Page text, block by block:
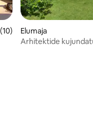
hinnang 5/5, 10
Elumaja
Arhitektide